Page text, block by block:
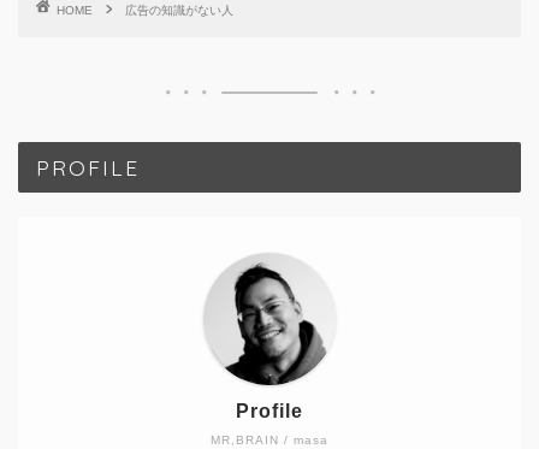
HOME 広告の知識がない人
PROFILE
MR,BRAIN / masa
Profile